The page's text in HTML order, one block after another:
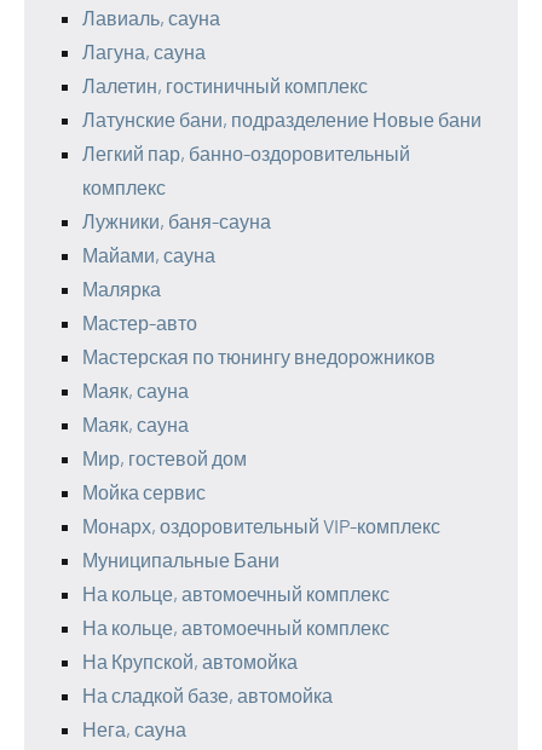
Лавиаль, сауна
Лагуна, сауна
Лалетин, гостиничный комплекс
Латунские бани, подразделение Новые бани
Легкий пар, банно-оздоровительный
комплекс
Лужники, баня-сауна
Майами, сауна
Малярка
Мастер-авто
Мастерская по тюнингу внедорожников
Маяк, сауна
Маяк, сауна
Мир, гостевой дом
Мойка сервис
Монарх, оздоровительный VIP-комплекс
Муниципальные Бани
На кольце, автомоечный комплекс
На кольце, автомоечный комплекс
На Крупской, автомойка
На сладкой базе, автомойка
Нега, сауна